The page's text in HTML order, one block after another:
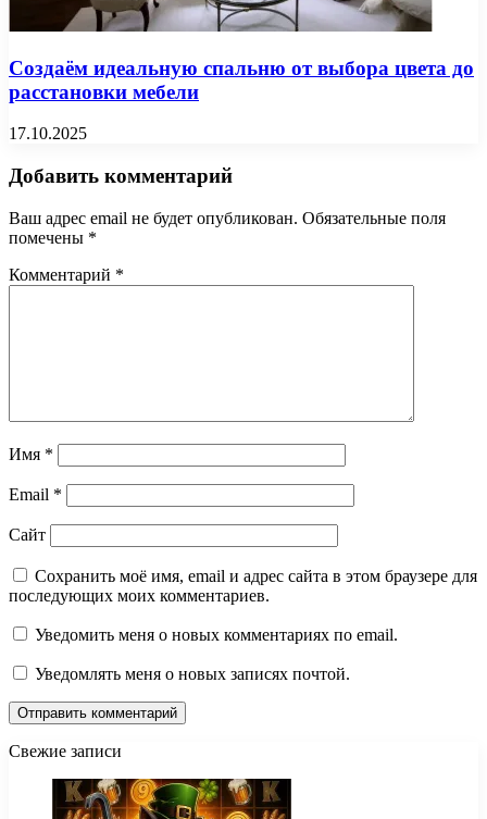
Создаём идеальную спальню от выбора цвета до
расстановки мебели
17.10.2025
Добавить комментарий
Ваш адрес email не будет опубликован. Обязательные поля
помечены *
Комментарий *
Имя *
Email *
Сайт
Сохранить моё имя, email и адрес сайта в этом браузере для
последующих моих комментариев.
Уведомить меня о новых комментариях по email.
Уведомлять меня о новых записях почтой.
Свежие записи